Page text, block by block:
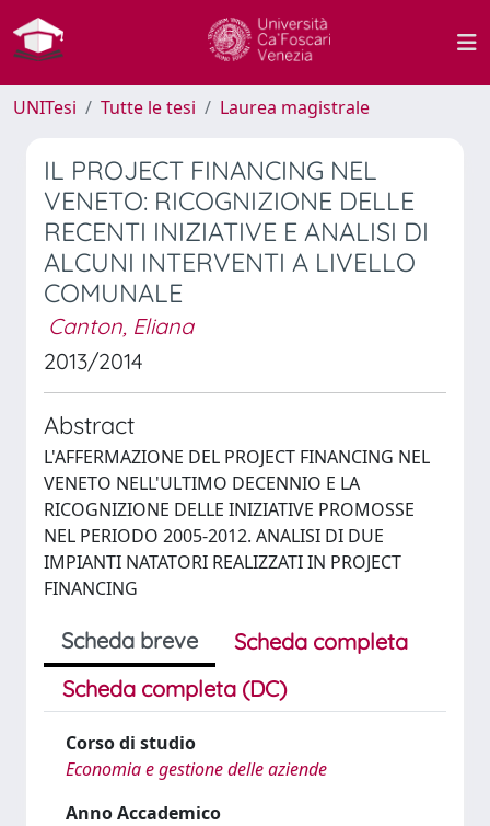
UNITesi Tutte le tesi Laurea magistrale
IL PROJECT FINANCING NEL
VENETO: RICOGNIZIONE DELLE
RECENTI INIZIATIVE E ANALISI DI
ALCUNI INTERVENTI A LIVELLO
COMUNALE
Canton, Eliana
2013/2014
Abstract
L'AFFERMAZIONE DEL PROJECT FINANCING NEL
VENETO NELL'ULTIMO DECENNIO E LA
RICOGNIZIONE DELLE INIZIATIVE PROMOSSE
NEL PERIODO 2005-2012. ANALISI DI DUE
IMPIANTI NATATORI REALIZZATI IN PROJECT
FINANCING
Scheda breve
Scheda completa
Scheda completa (DC)
Corso di studio
Economia e gestione delle aziende
Anno Accademico